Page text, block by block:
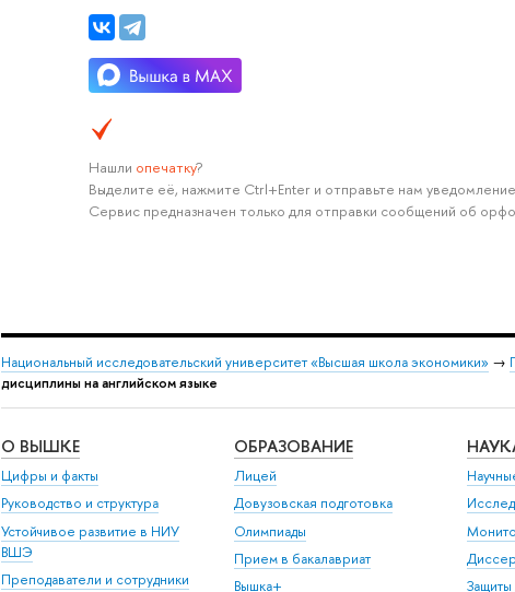
Нашли опечатку?
Выделите её, нажмите Ctrl+Enter и отправьте нам
Сервис предназначен только для отправки сообщений об
Национальный исследовательский университет «Высшая школа экономики» →
дисциплины на английском языке
О ВЫШКЕ
Цифры и факты
Руководство и структура
Устойчивое развитие в НИУ
ВШЭ
Преподаватели и сотрудники
ОБРАЗОВАНИЕ
Лицей
Довузовская подготовка
Олимпиады
Прием в бакалавриат
Вышка+
Защиты